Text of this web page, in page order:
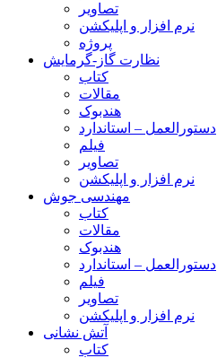
تصاویر
نرم افزار و اپلیکشن
پروژه
نظارت گاز-گرمایش
کتاب
مقالات
هندبوک
دستورالعمل – استاندارد
فیلم
تصاویر
نرم افزار و اپلیکشن
مهندسی جوش
کتاب
مقالات
هندبوک
دستورالعمل – استاندارد
فیلم
تصاویر
نرم افزار و اپلیکشن
آتش نشانی
کتاب